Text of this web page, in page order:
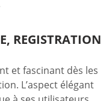
REGISTRATION
et fascinant dès les
L’aspect élégant